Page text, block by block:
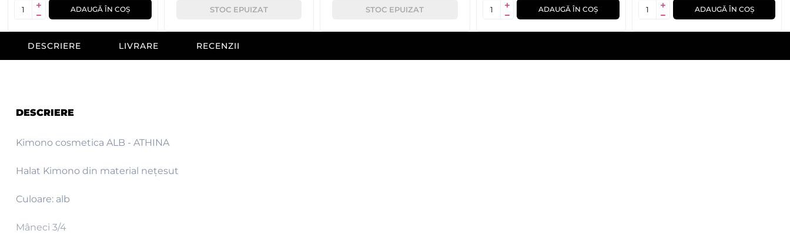
ADAUGĂ ÎN COȘ STOC EPUIZAT STOC EPUIZAT ADAUGĂ ÎN COȘ ADAUGĂ ÎN COȘ
DESCRIERE LIVRARE RECENZII
DESCRIERE
Kimono cosmetica ALB - ATHINA
Halat Kimono din material nețesut
Culoare: alb
Mâneci 3/4